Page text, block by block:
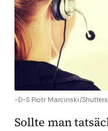
-D-S Piotr Marcinski/
Sollte man